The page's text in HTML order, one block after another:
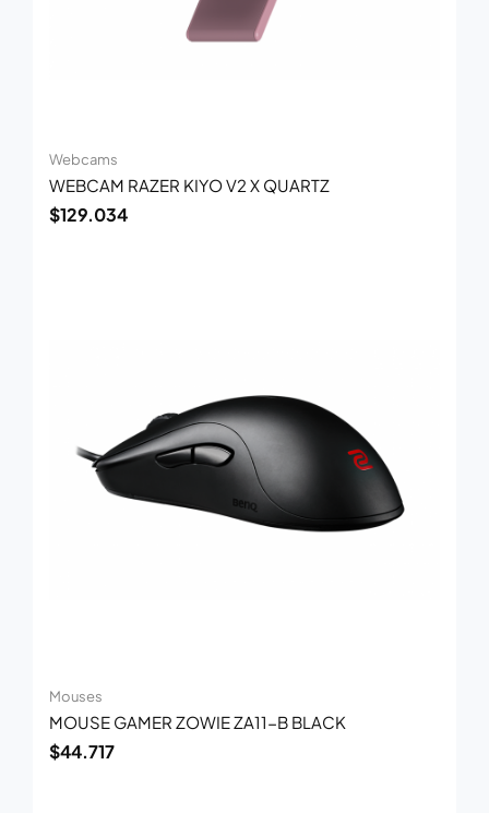
Webcams
WEBCAM RAZER KIYO V2 X QUARTZ
$129.034
Mouses
MOUSE GAMER ZOWIE ZA11-B BLACK
$44.717